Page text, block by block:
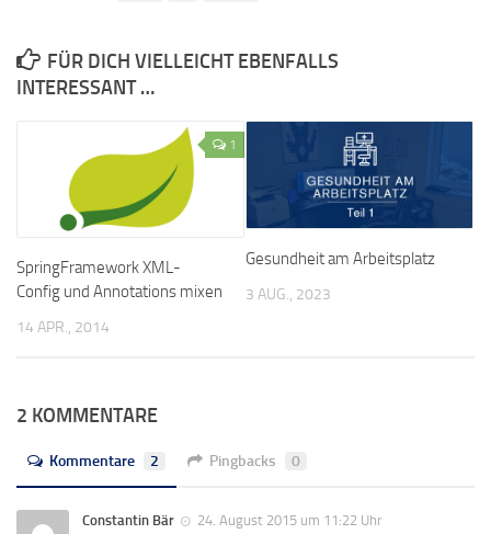
FÜR DICH VIELLEICHT EBENFALLS
INTERESSANT …
1
SpringFramework XML-
Config und Annotations mixen
14 APR., 2014
Gesundheit am Arbeitsplatz
3 AUG., 2023
2 KOMMENTARE
Kommentare 2 Pingbacks 0
Constantin Bär
24. August 2015 um 11:22 Uhr